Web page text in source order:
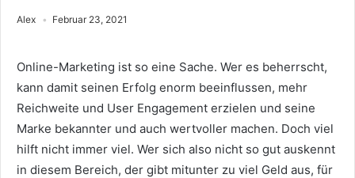
Alex Februar 23, 2021
Online-Marketing ist so eine Sache. Wer es beherrscht,
kann damit seinen Erfolg enorm beeinflussen, mehr
Reichweite und User Engagement erzielen und seine
Marke bekannter und auch wertvoller machen. Doch viel
hilft nicht immer viel. Wer sich also nicht so gut auskennt
in diesem Bereich, der gibt mitunter zu viel Geld aus, für